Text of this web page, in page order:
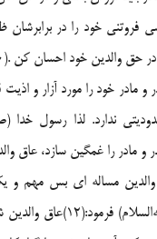
حق والدین خود احسان كن .(10)
و مادر خود را مورد آزار و اذیت
ندارد. لذا رسول خدا
مساله اى بس مهم و
است . امام